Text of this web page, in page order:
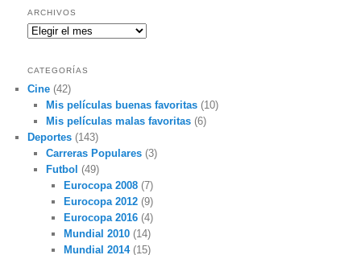
ARCHIVOS
Archivos
CATEGORÍAS
Cine (42)
Mis películas buenas favoritas(10)
Mis películas malas favoritas(6)
Deportes (143)
Carreras Populares(3)
Futbol (49)
Eurocopa 2008 (7)
Eurocopa 2012 (9)
Eurocopa 2016 (4)
Mundial 2010 (14)
Mundial 2014(15)